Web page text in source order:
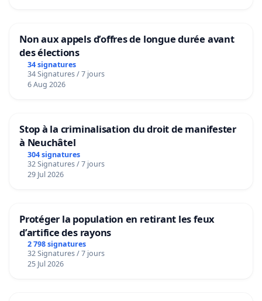
Non aux appels d’offres de longue durée avant
des élections
34 signatures
34 Signatures / 7 jours
6 Aug 2026
Stop à la criminalisation du droit de manifester
à Neuchâtel
304 signatures
32 Signatures / 7 jours
29 Jul 2026
Protéger la population en retirant les feux
d’artifice des rayons
2 798 signatures
32 Signatures / 7 jours
25 Jul 2026